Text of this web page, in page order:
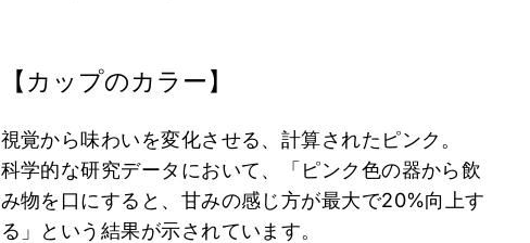
【カップのカラー】
視覚から味わいを変化させる、計算されたピンク。
科学的な研究データにおいて、「ピンク色の器から飲
み物を口にすると、甘みの感じ方が最大で20%向上す
る」という結果が示されています。